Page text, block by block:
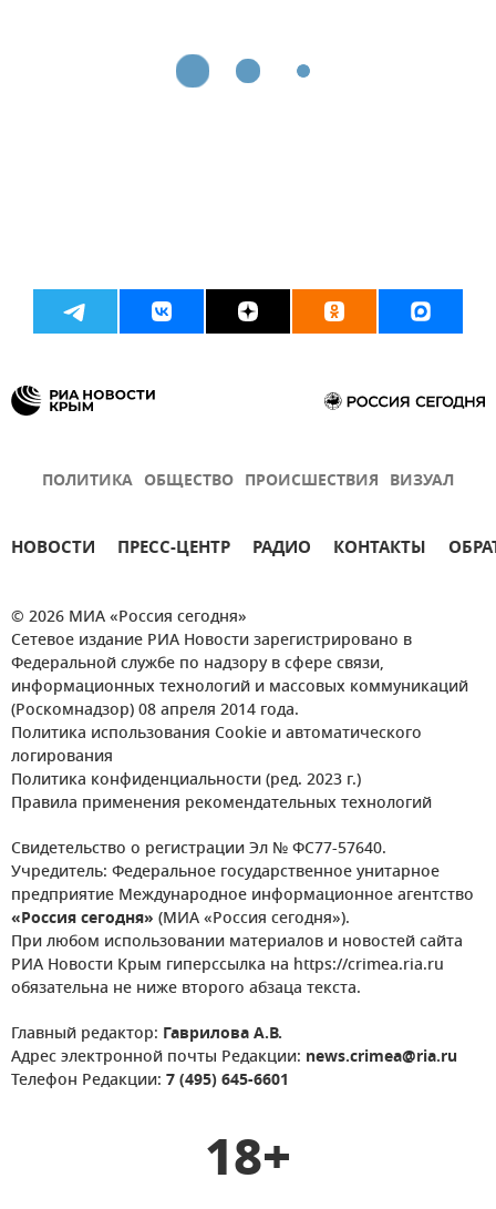
ПОЛИТИКА ОБЩЕСТВО ПРОИСШЕСТВИЯ ВИЗУАЛ
НОВОСТИ ПРЕСС-ЦЕНТР РАДИО КОНТАКТЫ
© 2026 МИА «Россия сегодня»
Сетевое издание РИА Новости зарегистрировано в
Федеральной службе по надзору в сфере связи,
информационных технологий и массовых коммуникаций
(Роскомнадзор) 08 апреля 2014 года.
Политика использования Cookie и автоматического
логирования
Политика конфиденциальности (ред. 2023 г.)
Правила применения рекомендательных технологий
Свидетельство о регистрации Эл № ФС77-57640.
Учредитель: Федеральное государственное унитарное
предприятие Международное информационное агентство
«Россия сегодня» (МИА «Россия сегодня»).
При любом использовании материалов и новостей сайта
РИА Новости Крым гиперссылка на https://crimea.ria.ru
обязательна не ниже второго абзаца текста.
Главный редактор: Гаврилова А.В.
Адрес электронной почты Редакции: news.crimea@ria.ru
Телефон Редакции: 7 (495) 645-6601
18+